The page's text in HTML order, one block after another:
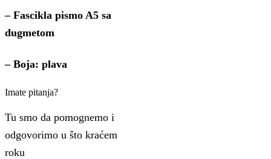
– Fascikla pismo A5 sa
dugmetom
– Boja: plava
Imate pitanja?
Tu smo da pomognemo i
odgovorimo u što kraćem
roku